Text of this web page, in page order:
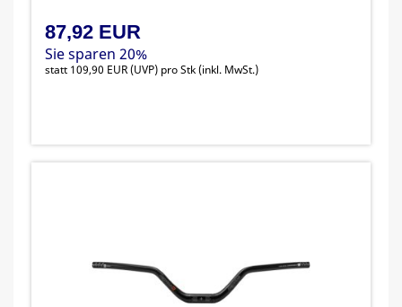
87,92 EUR
Sie sparen 20%
statt 109,90 EUR(UVP) pro Stk (inkl. MwSt.)